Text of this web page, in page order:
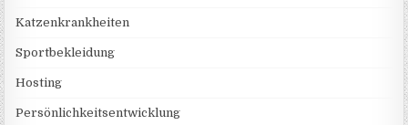
Katzenkrankheiten
Sportbekleidung
Hosting
Persönlichkeitsentwicklung